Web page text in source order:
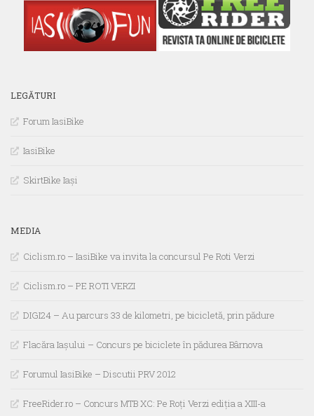
LEGĂTURI
Forum IasiBike
IasiBike
SkirtBike Iași
MEDIA
Ciclism.ro – IasiBike va invita la concursul Pe Roti Verzi
Ciclism.ro – PE ROTI VERZI
DIGI24 – Au parcurs 33 de kilometri, pe bicicletă, prin pădure
Flacăra Iașului – Concurs pe biciclete în pădurea Bârnova
Forumul IasiBike – Discutii PRV 2012
FreeRider.ro – Concurs MTB XC: Pe Roți Verzi ediția a XIII-a